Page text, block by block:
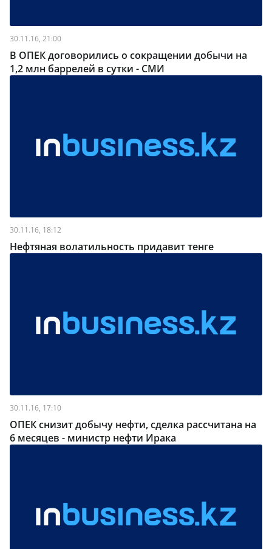
30.11.16, 21:00
В ОПЕК договорились о сокращении добычи на
1,2 млн баррелей в сутки - СМИ
30.11.16, 18:12
Нефтяная волатильность придавит тенге
30.11.16, 17:10
ОПЕК снизит добычу нефти, сделка рассчитана на
6 месяцев - министр нефти Ирака